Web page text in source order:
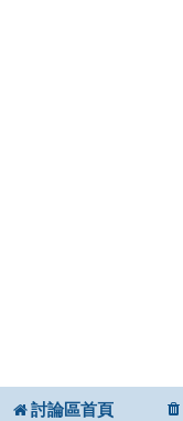
討論區首頁